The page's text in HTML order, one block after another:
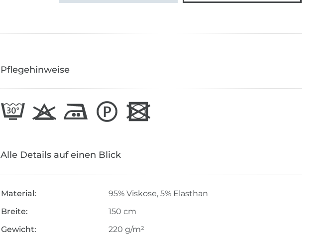
Pflegehinweise
Alle Details auf einen Blick
Material:
95% Viskose, 5% Elasthan
Breite:
150 cm
Gewicht:
220 g/m²